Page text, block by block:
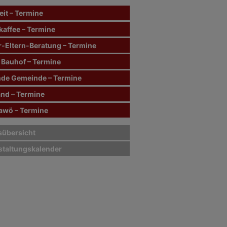
– Termine
– Termine
Eltern-Beratung – Termine
– Termine
Gemeinde – Termine
– Termine
– Termine